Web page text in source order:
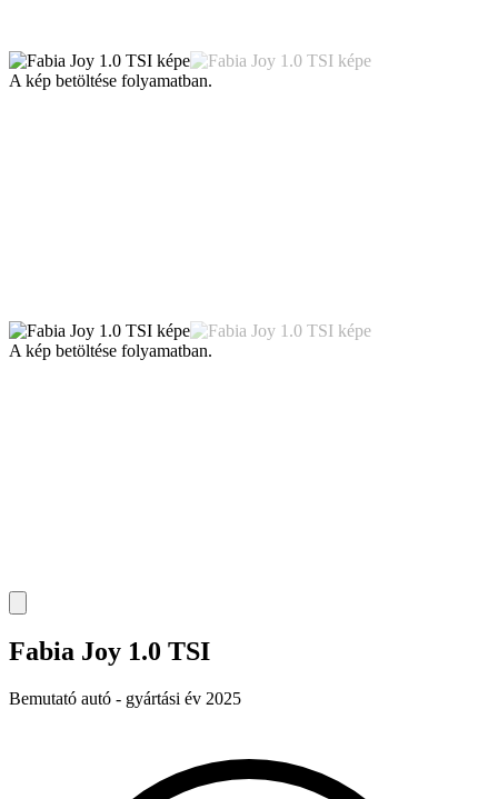
A kép betöltése folyamatban.
A kép betöltése folyamatban.
Fabia Joy 1.0 TSI
Bemutató autó - gyártási év 2025